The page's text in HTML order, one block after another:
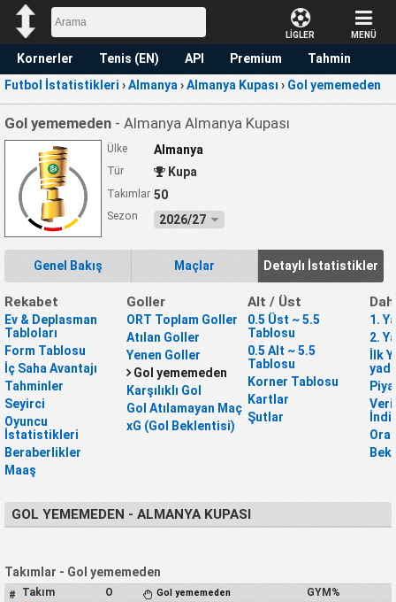
LİGLER MENÜ
Kornerler Tenis (EN) API Premium
Tahmin
Futbol İstatistikleri ›Almanya ›Almanya Kupası › Gol yememeden
Gol yememeden - Almanya Almanya Kupası
Ülke Almanya
Tür Kupa
Takımlar 50
Sezon 2026/27
Genel Bakış Maçlar Detaylı İstatistikler
Rekabet
Ev & Deplasman
Tabloları
Form Tablosu
İç Saha Avantajı
Tahminler
Seyirci
Oyuncu
İstatistikleri
Beraberlikler
Maaş
Goller
ORT Toplam Goller
Atılan Goller
Yenen Goller
Gol yememeden
Karşılıklı Gol
Gol Atılamayan Maç
xG (Gol Beklentisi)
Alt / Üst
0.5 Üst ~ 5.5
Tablosu
0.5 Alt ~ 5.5
Tablosu
Korner Tablosu
Kartlar
Şutlar
1.
2.
İlk
Veri
GOL YEMEMEDEN - ALMANYA KUPASI
Takımlar - Gol yememeden
# Takım O Gol yememeden GYM%